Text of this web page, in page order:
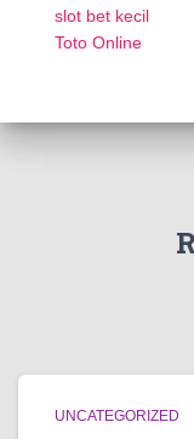
slot bet kecil
Toto Online
UNCATEGORIZED